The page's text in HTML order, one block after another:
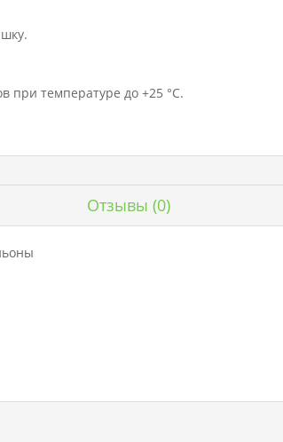
при температуре до +25 °C.
Отзывы (0)